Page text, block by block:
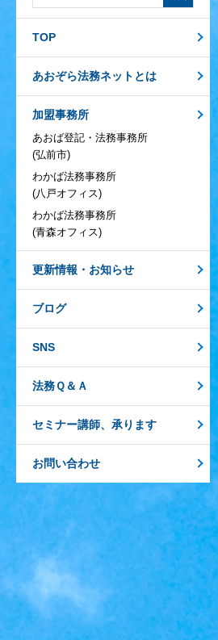
TOP
あおぞら法務ネットとは
加盟事務所
あおば登記・法務事務所
(弘前市)
わかば法務事務所
(八戸オフィス)
わかば法務事務所
(青森オフィス)
更新情報・お知らせ
ブログ
SNS
法務Ｑ＆Ａ
セミナー講師、承ります
お問い合わせ